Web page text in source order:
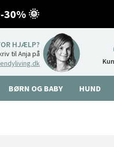
30% 🌞
HJÆLP?
til Anja på
BØRN OG BABY HUND